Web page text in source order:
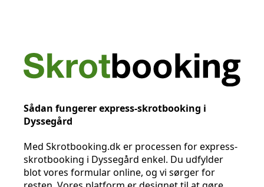
Sådan fungerer express-skrotbooking i
Dyssegård
Med Skrotbooking.dk er processen for express-
skrotbooking i Dyssegård enkel. Du udfylder
blot vores formular online, og vi sørger for